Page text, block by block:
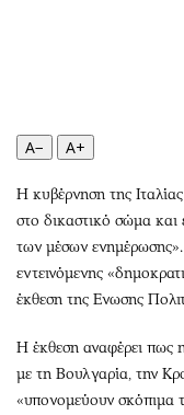
Πολιτισμός
Σινεμά
Θέατρο-Χορός
Μουσική
Εικαστικά
Βιβλίο
A− A+
Η κυβέρνηση της
στο δικαστικό σώμα και
των μέσων ενημέρωσης».
εντεινόμενης
έκθεση της Ενωσης
Η έκθεση αναφέρει πως η
με τη Βουλγαρία, την
«υπονομεύουν σκόπιμα